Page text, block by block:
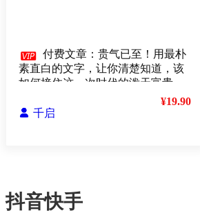
 付费文章：贵气已至！用最朴
素直白的文字，让你清楚知道，该
如何接住这一次时代的泼天富贵
 千启
¥19.90
抖音快手